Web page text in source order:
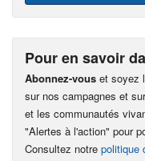
Pour en savoir
Abonnez-vous et soyez
sur nos campagnes et
et les communautés
"Alertes à l'action" pour
Consultez notre politique